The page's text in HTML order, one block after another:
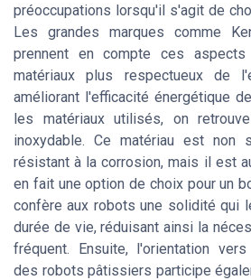
préoccupations lorsqu'il s'agit de
Les grandes marques comme
prennent en compte ces
matériaux plus respectueux de
améliorant l'efficacité énergétique
les matériaux utilisés, on
inoxydable. Ce matériau est non
résistant à la corrosion, mais il est
en fait une option de choix pour un
confère aux robots une solidité qui
durée de vie, réduisant ainsi la
fréquent. Ensuite, l'orientation
des robots pâtissiers participe